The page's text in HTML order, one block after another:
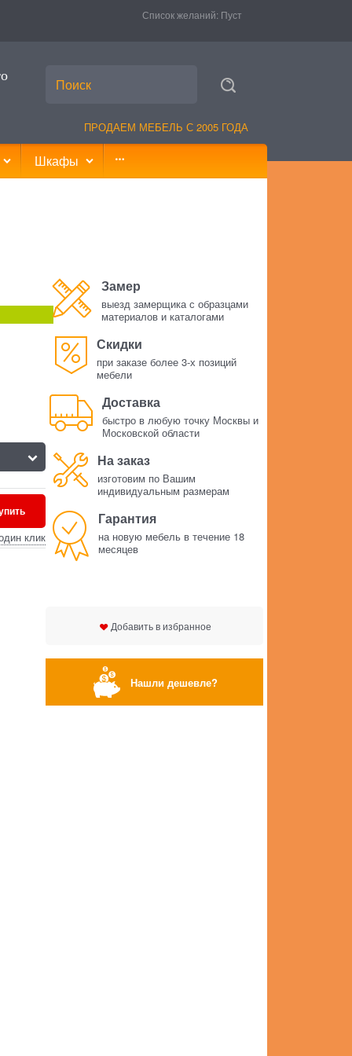
Список желаний: Пуст
ПРОДАЕМ МЕБЕЛЬ С 2005 ГОДА
Шкафы
клик
Замер
выезд замерщика с образцами
материалов и каталогами
Скидки
при заказе более 3-х позиций
мебели
Доставка
быстро в любую точку Москвы и
Московской области
На заказ
изготовим по Вашим
индивидуальным размерам
Гарантия
на новую мебель в течение 18
месяцев
Добавить в избранное
Нашли дешевле?